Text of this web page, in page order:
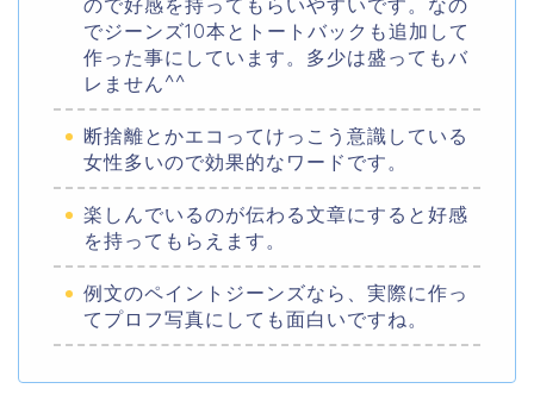
でジーンズ10本とトートバックも追加して
作った事にしています。多少は盛ってもバ
レません^^
断捨離とかエコってけっこう意識している
女性多いので効果的なワードです。
楽しんでいるのが伝わる文章にすると好感
を持ってもらえます。
例文のペイントジーンズなら、実際に作っ
てプロフ写真にしても面白いですね。